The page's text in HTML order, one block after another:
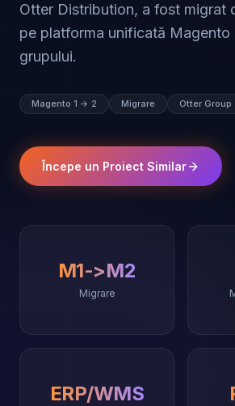
Otter Distribution, a fost migrat
pe platforma unificată Magento
grupului.
Magento 1 -> 2 Migrare Otter Group
Începe un Proiect Similar
M1->M2
Migrare
ERP/WMS